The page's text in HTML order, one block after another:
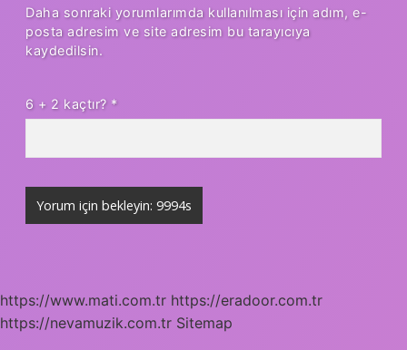
Daha sonraki yorumlarımda kullanılması için adım, e-
posta adresim ve site adresim bu tarayıcıya
kaydedilsin.
6 + 2 kaçtır? *
https://www.mati.com.tr https://eradoor.com.tr
https://nevamuzik.com.tr Sitemap